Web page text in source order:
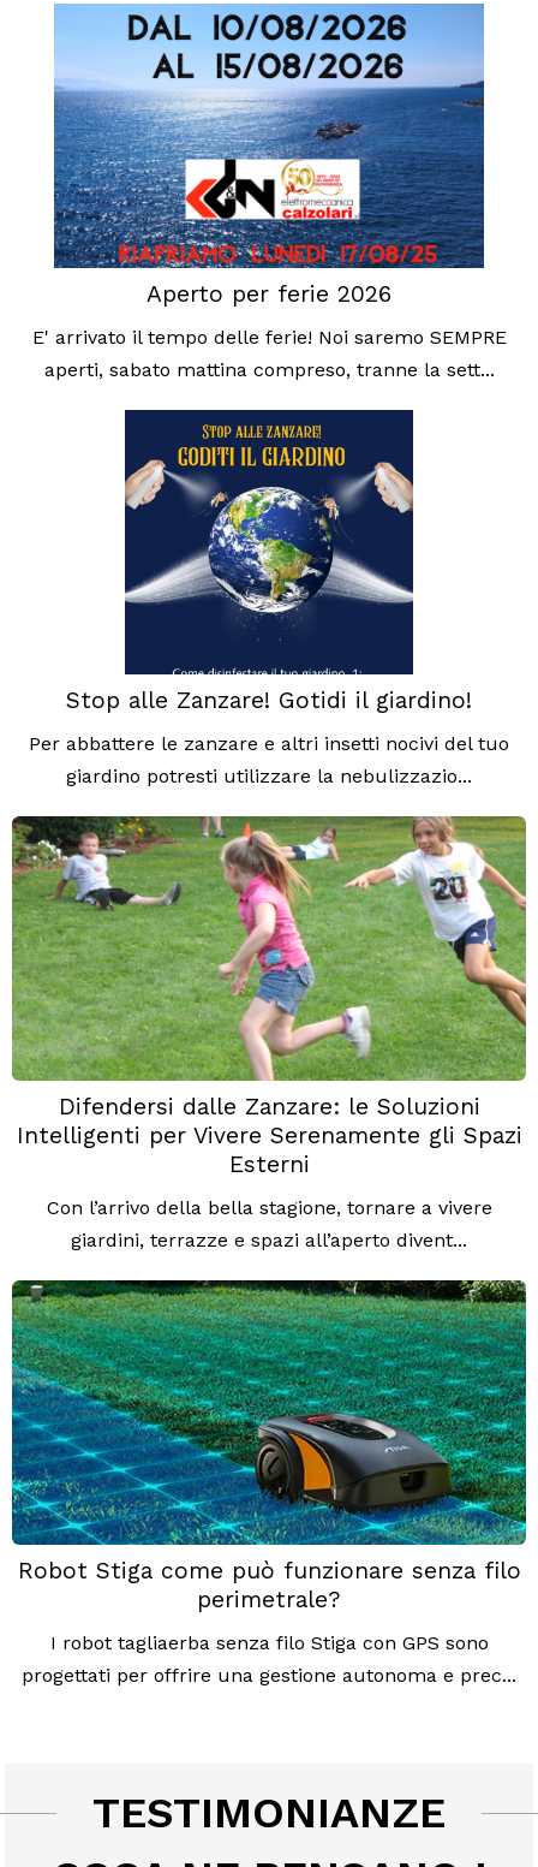
Aperto per ferie 2026
E' arrivato il tempo delle ferie! Noi saremo SEMPRE
aperti, sabato mattina compreso, tranne la sett...
Stop alle Zanzare! Gotidi il giardino!
Per abbattere le zanzare e altri insetti nocivi del tuo
giardino potresti utilizzare la nebulizzazio...
Difendersi dalle Zanzare: le Soluzioni
Intelligenti per Vivere Serenamente gli Spazi
Esterni
Con l’arrivo della bella stagione, tornare a vivere
giardini, terrazze e spazi all’aperto divent...
Robot Stiga come può funzionare senza filo
perimetrale?
I robot tagliaerba senza filo Stiga con GPS sono
progettati per offrire una gestione autonoma e prec...
TESTIMONIANZE